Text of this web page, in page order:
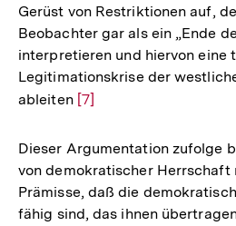
Gerüst von Restriktionen auf,
Beobachter gar als ein „Ende
interpretieren und hiervon eine
Legitimationskrise der
ableiten Zur
der
Fußnote
[7]
Dieser Argumentation zufolge
von demokratischer
Prämisse, daß die
fähig sind, das ihnen